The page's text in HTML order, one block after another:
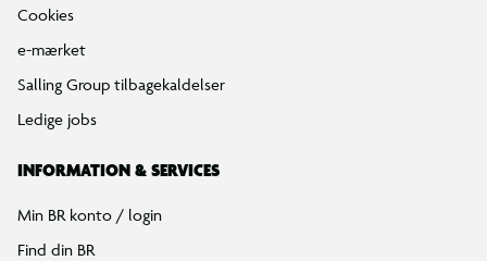
Cookies
e-mærket
Salling Group tilbagekaldelser
Ledige jobs
INFORMATION & SERVICES
Min BR konto / login
Find din BR